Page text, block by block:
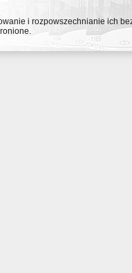
i rozpowszechnianie ich